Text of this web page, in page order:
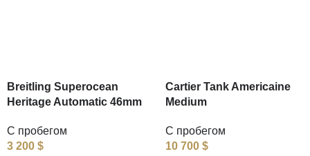
Breitling Superocean
Heritage Automatic 46mm
С пробегом
3 200 $
Cartier Tank Americaine
Medium
С пробегом
10 700 $